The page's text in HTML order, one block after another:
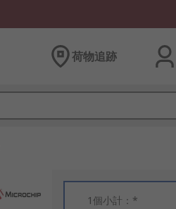
荷物追跡
1個小計：*